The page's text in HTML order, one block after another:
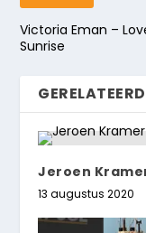
Victoria Eman –
Sunrise
Jeroen
13 augustus 2020